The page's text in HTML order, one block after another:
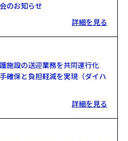
のお知らせ
詳細を見る
施設の送迎業務を共同運行化
確保と負担軽減を実現（ダイハ
詳細を見る